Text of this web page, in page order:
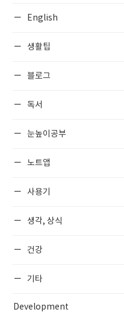
English
생활팁
블로그
독서
눈높이공부
노트앱
사용기
생각, 상식
건강
기타
Development